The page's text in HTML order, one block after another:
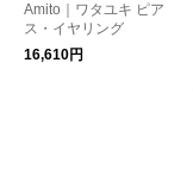
Amito｜ワタユキ ピア
ス・イヤリング
16,610円